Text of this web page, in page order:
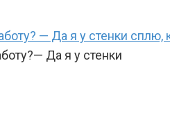
— Да я у стенки сплю,
Да я у стенки